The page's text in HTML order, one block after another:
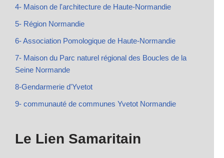
4- Maison de l'architecture de Haute-Normandie
5- Région Normandie
6- Association Pomologique de Haute-Normandie
7- Maison du Parc naturel régional des Boucles de la
Seine Normande
8-Gendarmerie d'Yvetot
9- communauté de communes Yvetot Normandie
Le Lien Samaritain